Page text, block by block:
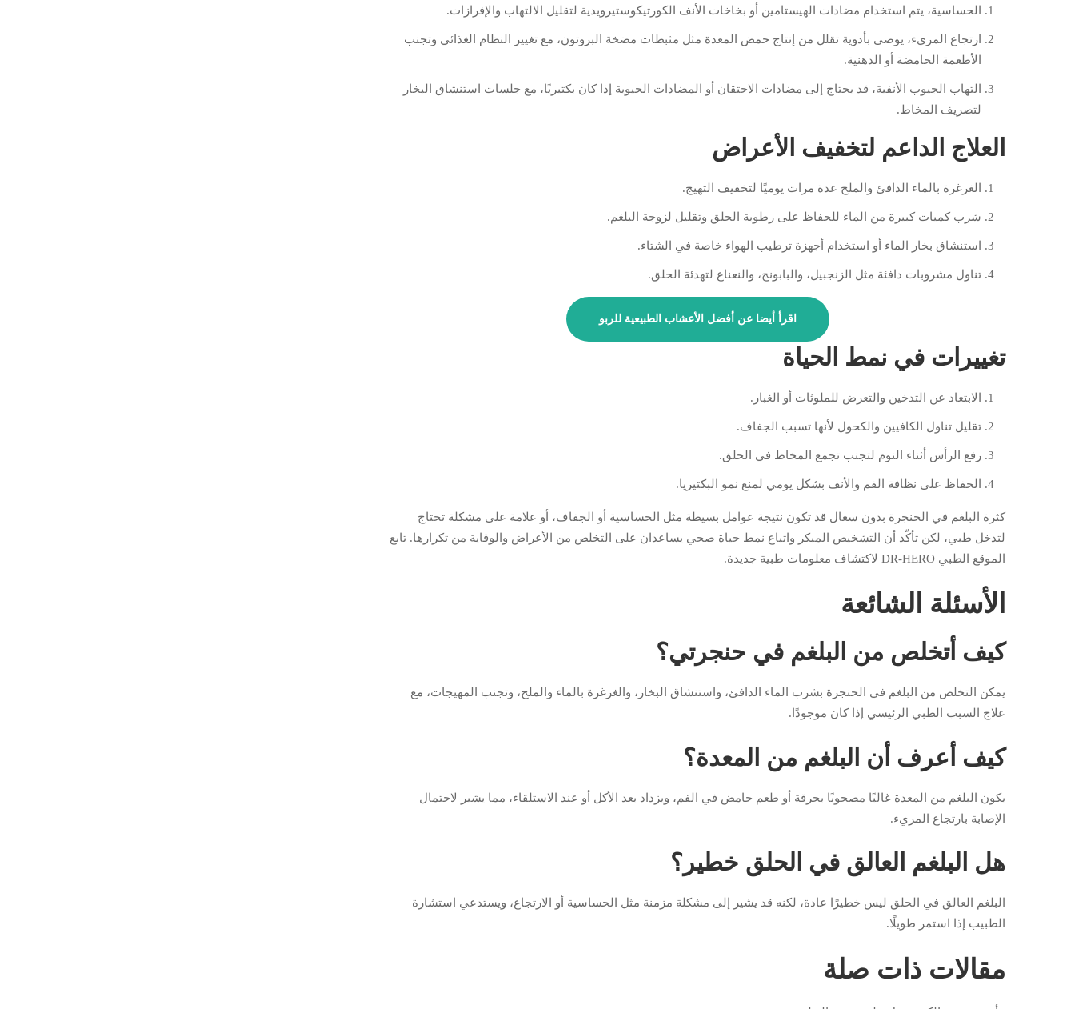
الحساسية، يتم استخدام مضادات الهيستامين أو بخاخات الأنف الكورتيكوستيرويدية لتقليل الالتهاب والإفرازات.
ارتجاع المريء، يوصى بأدوية تقلل من إنتاج حمض المعدة مثل مثبطات مضخة البروتون، مع تغيير النظام الغذائي وتجنب
الأطعمة الحامضة أو الدهنية.
التهاب الجيوب الأنفية، قد يحتاج إلى مضادات الاحتقان أو المضادات الحيوية إذا كان بكتيريًا، مع جلسات استنشاق البخار
لتصريف المخاط.
العلاج الداعم لتخفيف الأعراض
الغرغرة بالماء الدافئ والملح عدة مرات يوميًا لتخفيف التهيج.
شرب كميات كبيرة من الماء للحفاظ على رطوبة الحلق وتقليل لزوجة البلغم.
استنشاق بخار الماء أو استخدام أجهزة ترطيب الهواء خاصة في الشتاء.
تناول مشروبات دافئة مثل الزنجبيل، والبابونج، والنعناع لتهدئة الحلق.
اقرأ أيضا عن أفضل الأعشاب الطبيعية للربو
تغييرات في نمط الحياة
الابتعاد عن التدخين والتعرض للملوثات أو الغبار.
تقليل تناول الكافيين والكحول لأنها تسبب الجفاف.
رفع الرأس أثناء النوم لتجنب تجمع المخاط في الحلق.
الحفاظ على نظافة الفم والأنف بشكل يومي لمنع نمو البكتيريا.
كثرة البلغم في الحنجرة بدون سعال قد تكون نتيجة عوامل بسيطة مثل الحساسية أو الجفاف، أو علامة على مشكلة تحتاج
لتدخل طبي، لكن تأكّد أن التشخيص المبكر واتباع نمط حياة صحي يساعدان على التخلص من الأعراض والوقاية من تكرارها. تابع
الموقع الطبي DR-HERO لاكتشاف معلومات طبية جديدة.
الأسئلة الشائعة
كيف أتخلص من البلغم في حنجرتي؟
يمكن التخلص من البلغم في الحنجرة بشرب الماء الدافئ، واستنشاق البخار، والغرغرة بالماء والملح، وتجنب المهيجات، مع
علاج السبب الطبي الرئيسي إذا كان موجودًا.
كيف أعرف أن البلغم من المعدة؟
يكون البلغم من المعدة غالبًا مصحوبًا بحرقة أو طعم حامض في الفم، ويزداد بعد الأكل أو عند الاستلقاء، مما يشير لاحتمال
الإصابة بارتجاع المريء.
هل البلغم العالق في الحلق خطير؟
البلغم العالق في الحلق ليس خطيرًا عادة، لكنه قد يشير إلى مشكلة مزمنة مثل الحساسية أو الارتجاع، ويستدعي استشارة
الطبيب إذا استمر طويلًا.
مقالات ذات صلة